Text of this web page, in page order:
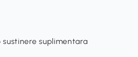
suplimentara